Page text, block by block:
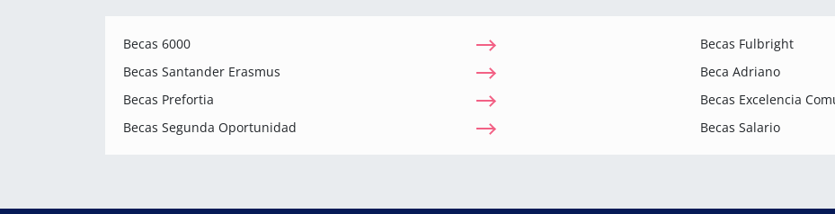
Becas 6000
Becas Fulbright
Becas Santander Erasmus
Beca Adriano
Becas Prefortia
Becas Excelencia
Becas Segunda Oportunidad
Becas Salario